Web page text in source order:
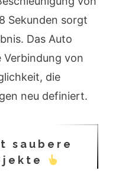
Sekunden sorgt
Das Auto
Verbindung von
die
neu definiert.
saubere